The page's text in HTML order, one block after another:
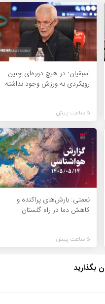
اسبقیان: در هیچ دوره‌ای چنین
رویکردی به ورزش وجود نداشته
5 ساعت پیش
نعمتی: بارش‌های پراکنده و
کاهش دما در راه گلستان
5 ساعت پیش
بگذارید